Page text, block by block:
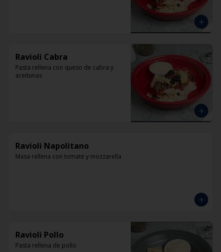
Ravioli Cabra
Pasta rellena con queso de cabra y
aceitunas
Ravioli Napolitano
Masa rellena con tomate y mozzarella
Ravioli Pollo
Pasta rellena de pollo